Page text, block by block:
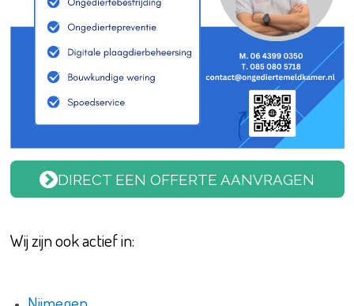
DIRECT EEN OFFERTE AANVRAGEN
Wij zijn ook actief in: